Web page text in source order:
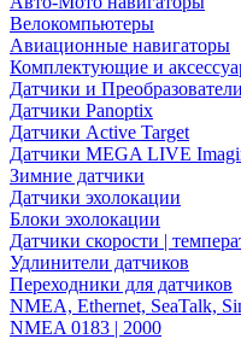
Велокомпьютеры
Авиационные навигаторы
Комплектующие и
Датчики и Преобразователи
Датчики Panoptix
Датчики Active Target
Датчики MEGA LIVE
Зимние датчики
Датчики эхолокации
Блоки эхолокации
Датчики скорости |
Удлинители датчиков
Переходники для датчиков
NMEA, Ethernet, SeaTalk,
NMEA 0183 | 2000